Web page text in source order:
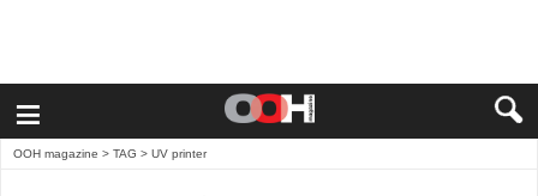
≡
OOH magazine > TAG > UV printer